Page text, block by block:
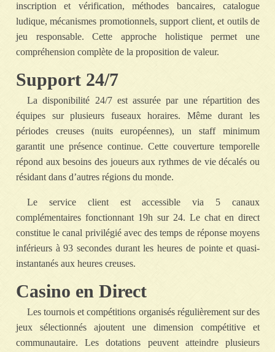
inscription et vérification, méthodes bancaires, catalogue
ludique, mécanismes promotionnels, support client, et outils de
jeu responsable. Cette approche holistique permet une
compréhension complète de la proposition de valeur.
Support 24/7
La disponibilité 24/7 est assurée par une répartition des
équipes sur plusieurs fuseaux horaires. Même durant les
périodes creuses (nuits européennes), un staff minimum
garantit une présence continue. Cette couverture temporelle
répond aux besoins des joueurs aux rythmes de vie décalés ou
résidant dans d’autres régions du monde.
Le service client est accessible via 5 canaux
complémentaires fonctionnant 19h sur 24. Le chat en direct
constitue le canal privilégié avec des temps de réponse moyens
inférieurs à 93 secondes durant les heures de pointe et quasi-
instantanés aux heures creuses.
Casino en Direct
Les tournois et compétitions organisés régulièrement sur des
jeux sélectionnés ajoutent une dimension compétitive et
communautaire. Les dotations peuvent atteindre plusieurs